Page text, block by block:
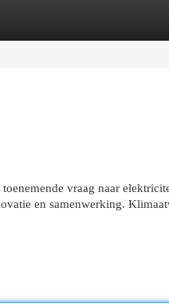
vraag naar
en samenwerking.